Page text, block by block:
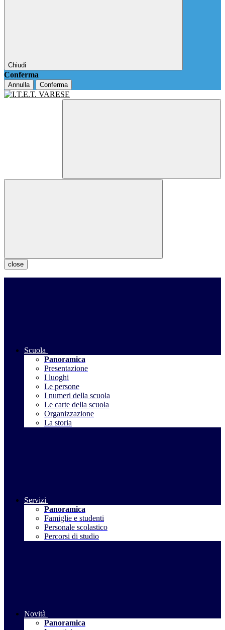
Chiudi
Conferma
Annulla Conferma
close
Scuola
Panoramica
Presentazione
I luoghi
Le persone
I numeri della scuola
Le carte della scuola
Organizzazione
La storia
Servizi
Panoramica
Famiglie e studenti
Personale scolastico
Percorsi di studio
Novità
Panoramica